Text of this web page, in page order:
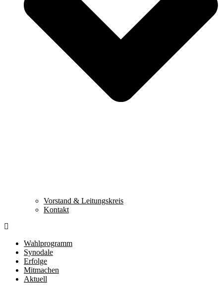
Vorstand & Leitungskreis
Kontakt
Wahlprogramm
Synodale
Erfolge
Mitmachen
Aktuell